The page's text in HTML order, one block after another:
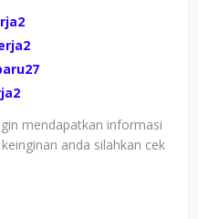
mendapatkan informasi
anda silahkan cek